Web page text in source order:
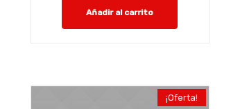
Añadir al carrito
¡Oferta!